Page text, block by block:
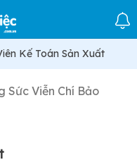
Kế Toán Sản Xuất
Sức Viễn Chí Bảo